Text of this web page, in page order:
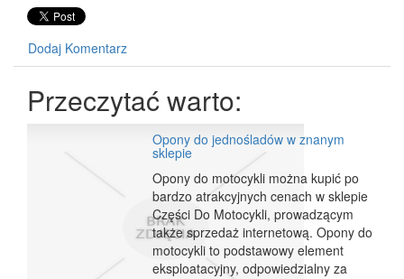
Dodaj Komentarz
Przeczytać warto:
Opony do jednośladów w znanym
sklepie
Opony do motocykli można kupić po
bardzo atrakcyjnych cenach w sklepie
Części Do Motocykli, prowadzącym
także sprzedaż internetową. Opony do
motocykli to podstawowy element
eksploatacyjny, odpowiedzialny za